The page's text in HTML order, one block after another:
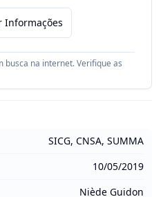
Informações
busca na internet. Verifique as
SICG, CNSA, SUMMA
10/05/2019
Niède Guidon